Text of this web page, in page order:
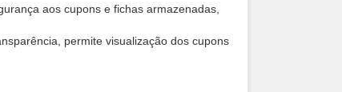
aos cupons e fichas armazenadas,
permite visualização dos cupons